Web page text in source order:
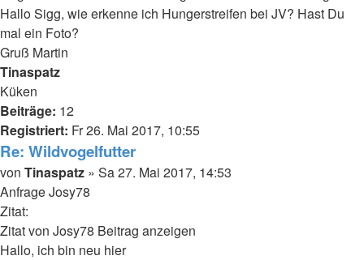
Hallo Sigg, wie erkenne ich Hungerstreifen bei JV? Hast Du
mal ein Foto?
Gruß Martin
Nach
oben
Tinaspatz
Küken
Beiträge: 12
Registriert: Fr 26. Mai 2017, 10:55
Re: Wildvogelfutter
Beitrag
von Tinaspatz » Sa 27. Mai 2017, 14:53
Anfrage Josy78
Zitat:
Zitat von Josy78 Beitrag anzeigen
Hallo, ich bin neu hier